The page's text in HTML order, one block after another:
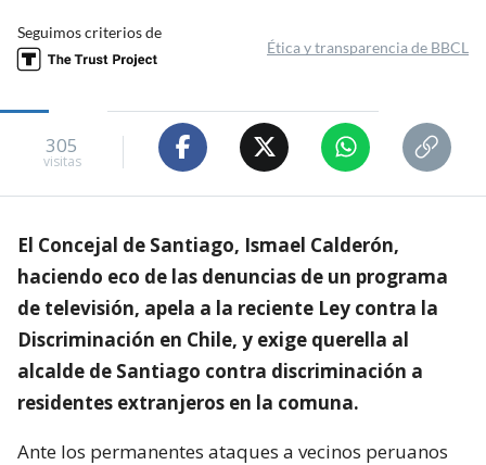
Seguimos criterios de
Ética y transparencia de BBCL
305
visitas
El Concejal de Santiago, Ismael Calderón,
haciendo eco de las denuncias de un programa
de televisión, apela a la reciente Ley contra la
Discriminación en Chile, y exige querella al
alcalde de Santiago contra discriminación a
residentes extranjeros en la comuna.
Ante los permanentes ataques a vecinos peruanos